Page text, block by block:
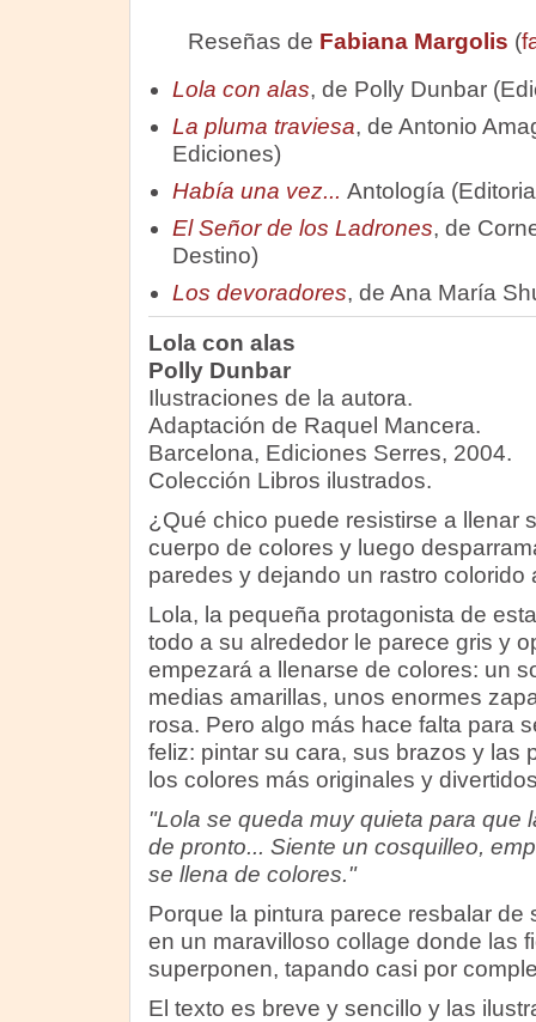
Reseñas de Fabiana Margolis (
Lola con alas, de Polly Dunbar
La pluma traviesa, de Antonio
Ediciones)
Había una vez... Antología
El Señor de los Ladrones, de
Destino)
Los devoradores, de Ana María
Lola con alas
Polly Dunbar
Ilustraciones de la autora.
Adaptación de Raquel Mancera.
Barcelona, Ediciones Serres, 2004.
Colección Libros ilustrados.
¿Qué chico puede resistirse a llenar
cuerpo de colores y luego
paredes y dejando un rastro colorido
Lola, la pequeña protagonista de
todo a su alrededor le parece gris y
empezará a llenarse de colores: un
medias amarillas, unos enormes
rosa. Pero algo más hace falta para
feliz: pintar su cara, sus brazos y las
los colores más originales y
"Lola se queda muy quieta para que
de pronto... Siente un cosquilleo,
se llena de colores."
Porque la pintura parece resbalar de
en un maravilloso collage donde las
superponen, tapando casi por
El texto es breve y sencillo y las